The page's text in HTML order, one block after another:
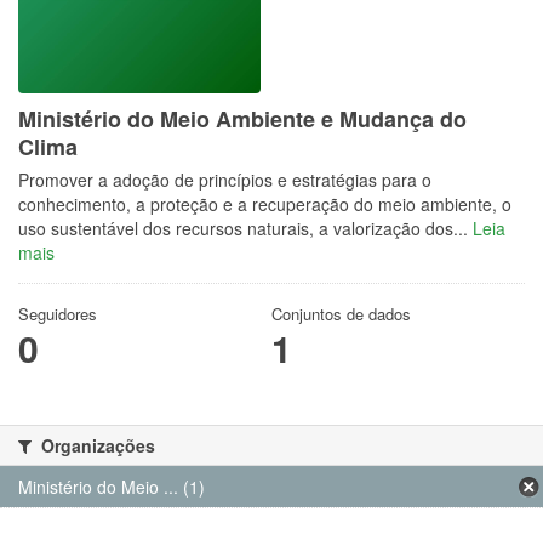
Ministério do Meio Ambiente e Mudança do
Clima
Promover a adoção de princípios e estratégias para o
conhecimento, a proteção e a recuperação do meio ambiente, o
uso sustentável dos recursos naturais, a valorização dos... Leia
mais
Seguidores
0
Conjuntos de dados
1
Organizações
Ministério do Meio ... (1)